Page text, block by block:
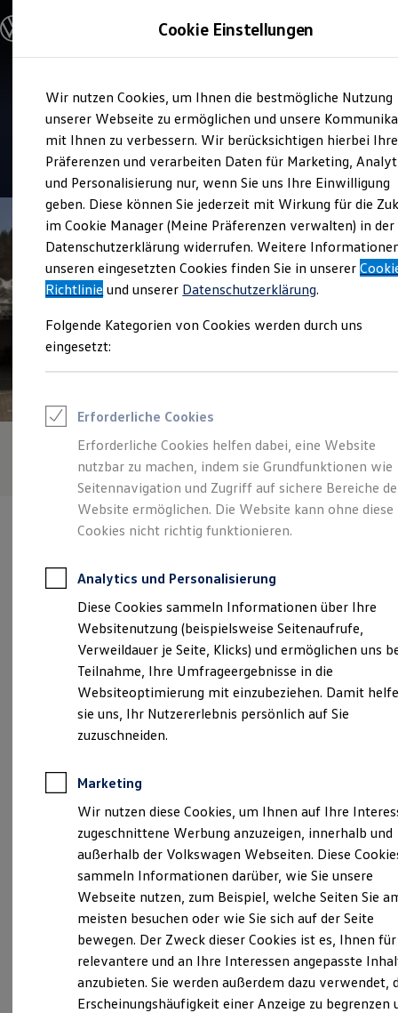
Hauptinhalt
springen
Footer
springen
Modelle und Konfigurator
Modelle vergleichen
Elektroautos
ENERGY Sondermodelle
Nutzfahrzeuge
SUV und CUV
Familienautos
Kombis
Kompaktwagen
Sportwagen
Schnell verfügbare Fahrzeuge
Angebote und Produkte
Aktuelle Angebote
E-Auto-Förderung
Volkswagen Marktplatz
Junge Gebrauchtwagen und Gebrauchtwagen
Volkswagen Zertifizierte Gebrauchtwagen
Zubehör- und Serviceangebote
Leasing
Leasing-Angebote
Gebrauchtwagen Leasing
Junge Gebrauchtwagen-Leasing
Elektroauto Leasing
Kleinwagen-Leasing
Leasing ohne Anzahlung
Finanzierung
Kfz-Versicherung
Restschuldversicherungen
Garantien
Wartungsverträge
Geschäftskunden
Professional Class bei Volkswagen
Großkunden
Behörden
Direktkunden
Sonderfahrzeuge
Anpfiff zum Gewinn
Elektroautos
ID. Tutorials
Der neue ID. Polo
Der ID.4
Der ID.4 GTX
Der ID.5 GTX
Der ID.7 GTX
Der ID.7 Tourer
Der ID.7 GTX Tourer
Der ID. Buzz
Der neue ID. Cross
Elektrofahrzeugkonzepte
ID. EVERY1
Service
Autohaus Schubnell OHG
5|267 Bewertungen
Verantwortlich für die Inhalte auf dieser Seite ist die Autohaus
Schubnell OHG ( Impressum & Rechtliches)
Bundesstraße 60, 79669 Zell-Atzenbach
info@autohaus-schubnell.de
+49 7625 515
Montag
Samstag
09:00 12:00
Uhr
Sonntag
Geschlossen
Ansprechpartner
Cookie Einstellungen
Wir nutzen Cookies, um Ihnen die bestmögliche Nutzung
unserer Webseite zu ermöglichen und unsere
mit Ihnen zu verbessern. Wir berücksichtigen hierbei Ihre
Präferenzen und verarbeiten Daten für Marketing,
und Personalisierung nur, wenn Sie uns Ihre Einwilligung
geben. Diese können Sie jederzeit mit Wirkung für die
im Cookie Manager (Meine Präferenzen verwalten) in der
Datenschutzerklärung widerrufen. Weitere
unseren eingesetzten Cookies finden Sie in unserer
Richtlinie und unserer Datenschutzerklärung.
Folgende Kategorien von Cookies werden durch uns
eingesetzt:
Erforderliche Cookies
Erforderliche Cookies helfen dabei, eine Website
nutzbar zu machen, indem sie Grundfunktionen wie
Seitennavigation und Zugriff auf sichere Bereiche
Website ermöglichen. Die Website kann ohne diese
Cookies nicht richtig funktionieren.
Analytics und Personalisierung
Diese Cookies sammeln Informationen über Ihre
Websitenutzung (beispielsweise Seitenaufrufe,
Verweildauer je Seite, Klicks) und ermöglichen uns
Teilnahme, Ihre Umfrageergebnisse in die
Websiteoptimierung mit einzubeziehen. Damit
sie uns, Ihr Nutzererlebnis persönlich auf Sie
zuzuschneiden.
Marketing
Wir nutzen diese Cookies, um Ihnen auf Ihre
zugeschnittene Werbung anzuzeigen, innerhalb und
außerhalb der Volkswagen Webseiten. Diese
sammeln Informationen darüber, wie Sie unsere
Webseite nutzen, zum Beispiel, welche Seiten Sie
meisten besuchen oder wie Sie sich auf der Seite
bewegen. Der Zweck dieser Cookies ist es, Ihnen für
relevantere und an Ihre Interessen angepasste
anzubieten. Sie werden außerdem dazu verwendet,
Erscheinungshäufigkeit einer Anzeige zu begrenzen